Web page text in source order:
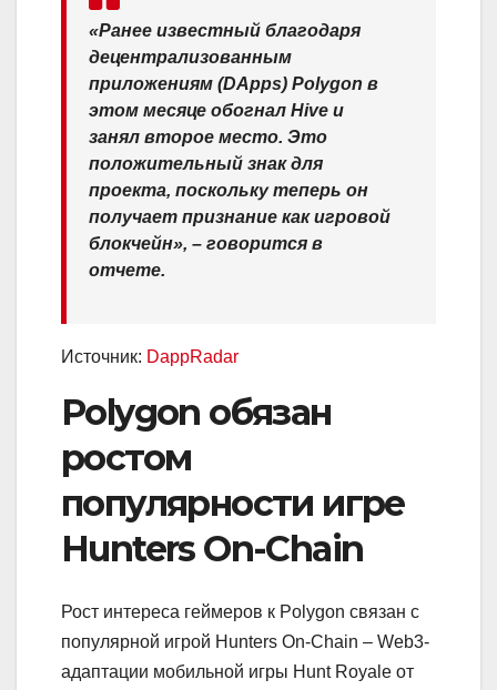
«Ранее известный благодаря
децентрализованным
приложениям (DApps) Polygon в
этом месяце обогнал Hive и
занял второе место. Это
положительный знак для
проекта, поскольку теперь он
получает признание как игровой
блокчейн», – говорится в
отчете.
Источник: DappRadar
Polygon обязан
ростом
популярности игре
Hunters On-Chain
Рост интереса геймеров к Polygon связан с
популярной игрой Hunters On-Chain – Web3-
адаптации мобильной игры Hunt Royale от